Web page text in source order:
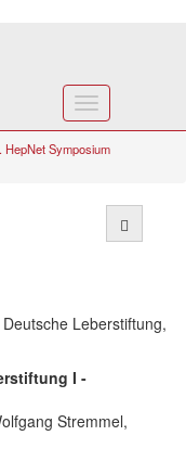
Toggle
navigation
HepNet Symposium
Leberstiftung,
I -
Stremmel,